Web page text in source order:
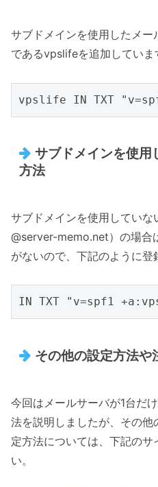
サブドメインを使用したメ
であるvpslifeを追加していま
サブドメインを使用
方法
サブドメインを使用してい
@server-memo.net）の場合
がないので、下記のように登
その他の設定方法や
今回はメールサーバが1台だ
法を説明しましたが、その他
定方法については、下記のサ
い。